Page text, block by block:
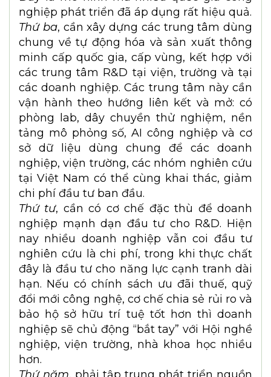
Thứ hai, cần hình thành mô hình hợp tác
chặt chẽ giữa doanh nghiệp, viện nghiên
cứu, trường đại học và hiệp hội nghề
nghiệp. Trong mô hình này, doanh nghiệp
đặt hàng công nghệ và chủ động tổ chức
R&D; nhà khoa học giải quyết bài toán;
Nhà nước hỗ trợ cơ chế, tài chính và chính
sách thử nghiệm; Hội nghề nghiệp là nơi
duy trì kết nối và thúc đẩy hệ sinh thái.
Đây là mô hình mà nhiều quốc gia công
nghiệp phát triển đã áp dụng rất hiệu quả.
Thứ ba, cần xây dựng các trung tâm dùng
chung về tự động hóa và sản xuất thông
minh cấp quốc gia, cấp vùng, kết hợp với
các trung tâm R&D tại viện, trường và tại
các doanh nghiệp. Các trung tâm này cần
vận hành theo hướng liên kết và mở: có
phòng lab, dây chuyền thử nghiệm, nền
tảng mô phỏng số, AI công nghiệp và cơ
sở dữ liệu dùng chung để các doanh
nghiệp, viện trường, các nhóm nghiên cứu
tại Việt Nam có thể cùng khai thác, giảm
chi phí đầu tư ban đầu.
Thứ tư
, cần có cơ chế đặc thù để doanh
nghiệp mạnh dạn đầu tư cho R&D. Hiện